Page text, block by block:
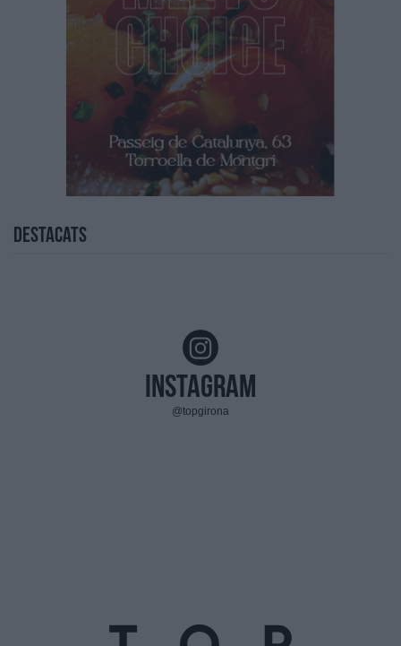
Destacats
Instagram
@topgirona